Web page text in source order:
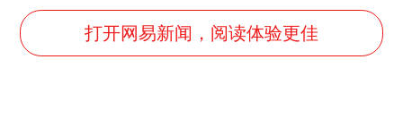
打开网易新闻，阅读体验更佳